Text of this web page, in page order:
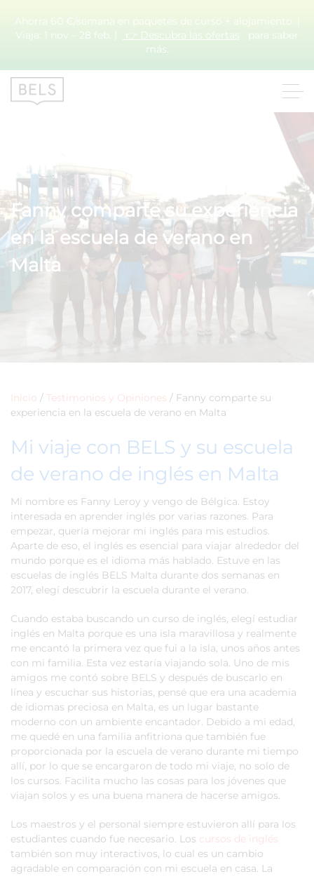
Ahorra 60 €/semana en paquetes de curso + alojamiento. |
Viaja: 1 nov – 28 feb. |
👉 Descubra las ofertas para saber
más.
Fanny comparte su experiencia
en la escuela de verano en
Malta
Inicio / Testimonios y Opiniones / Fanny comparte su
experiencia en la escuela de verano en Malta
Mi viaje con BELS y su escuela
de verano de inglés en Malta
Mi nombre es Fanny Leroy y vengo de Bélgica. Estoy
interesada en aprender inglés por varias razones. Para
empezar, quería mejorar mi inglés para mis estudios.
Aparte de eso, el inglés es esencial para viajar alrededor del
mundo porque es el idioma más hablado. Estuve en las
escuelas de inglés BELS Malta durante dos semanas en
2017, elegí descubrir la escuela durante el verano.
Cuando estaba buscando un curso de inglés, elegí estudiar
inglés en Malta porque es una isla maravillosa y realmente
me encantó la primera vez que fui a la isla, unos años antes
con mi familia. Esta vez estaría viajando sola. Uno de mis
amigos me contó sobre BELS y después de buscarlo en
línea y escuchar sus historias, pensé que era una academia
de idiomas preciosa en Malta, es un lugar bastante
moderno con un ambiente encantador. Debido a mi edad,
me quedé en una familia anfitriona que también fue
proporcionada por la escuela de verano durante mi tiempo
allí, por lo que se encargaron de todo mi viaje, no solo de
los cursos. Facilita mucho las cosas para los jóvenes que
viajan solos y es una buena manera de hacerse amigos.
Los maestros y el personal siempre estuvieron allí para los
estudiantes cuando fue necesario. Los cursos de inglés
también son muy interactivos, lo cual es un cambio
agradable en comparación con mi escuela en casa. La